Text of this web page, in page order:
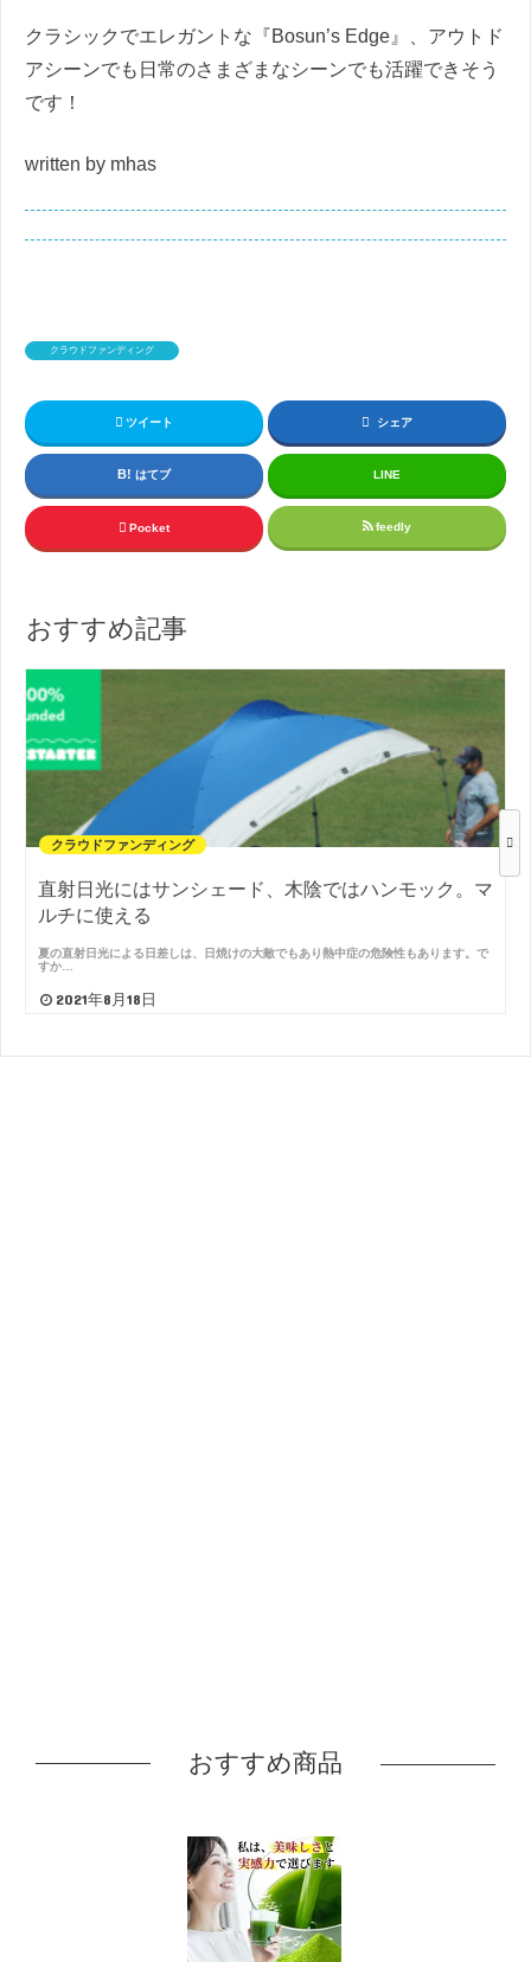
クラシックでエレガントな『Bosun’s Edge』、アウトド
アシーンでも日常のさまざまなシーンでも活躍できそう
です！
written by mhas
クラウドファンディング
ツイート シェア
はてブ LINE
Pocket feedly
おすすめ記事
クラウドファンディング
直射日光にはサンシェード、木陰ではハンモック。マ
ルチに使える
夏の直射日光による日差しは、日焼けの大敵でもあり熱中症の危険性もあります。で
すか…
2021年8月18日
おすすめ商品